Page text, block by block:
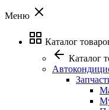
Меню
Каталог
Каталог